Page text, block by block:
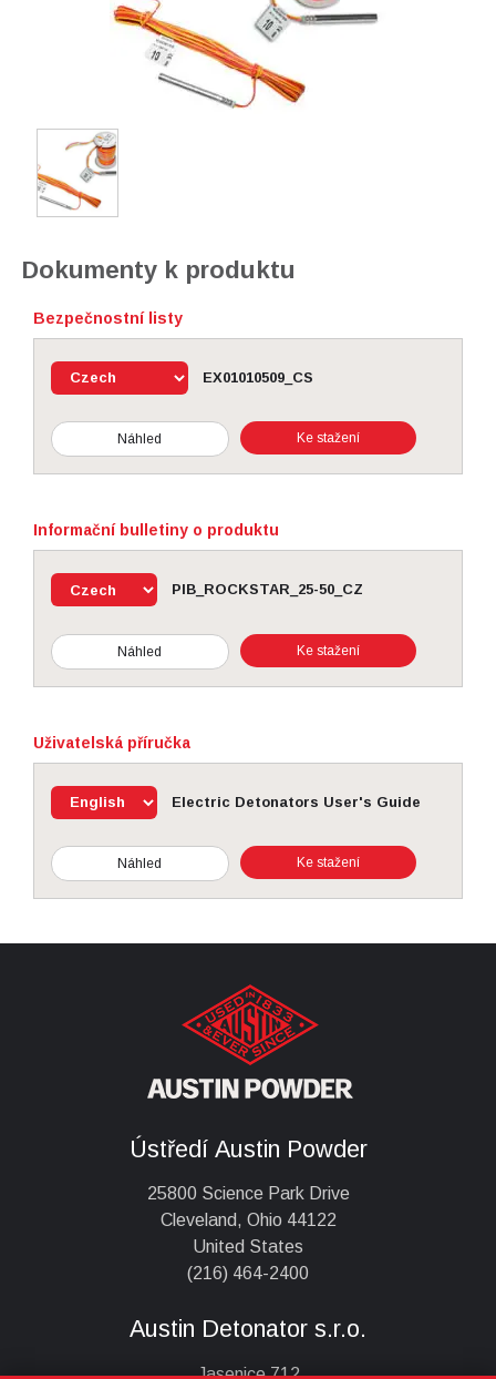
Dokumenty k produktu
Bezpečnostní listy
EX01010509_CS
Náhled Ke stažení
Informační bulletiny o produktu
PIB_ROCKSTAR_25-50_CZ
Náhled Ke stažení
Uživatelská příručka
Electric Detonators User's Guide
Náhled Ke stažení
Ústředí Austin Powder
25800 Science Park Drive
Cleveland, Ohio 44122
United States
(216) 464-2400
Austin Detonator s.r.o.
Jasenice 712